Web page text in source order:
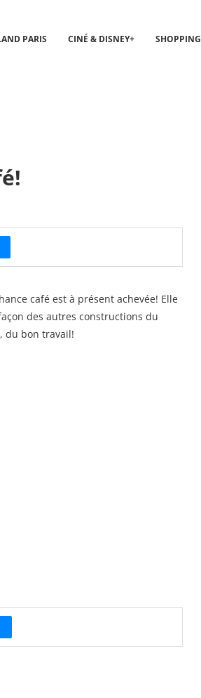
PARIS CINÉ & DISNEY+ SHOPPING
café est à présent achevée! Elle
des autres constructions du
du bon travail!